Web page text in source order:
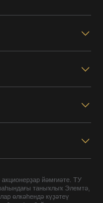
йәмғиәте. ТУ
таныҡлыҡ Элемтә,
өлкәһендә күҙәтеү